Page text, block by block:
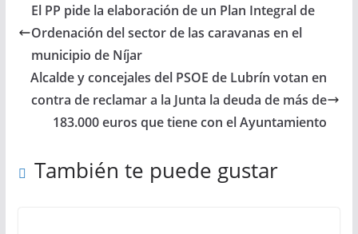
El PP pide la elaboración de un Plan Integral de
Ordenación del sector de las caravanas en el
municipio de Níjar
Alcalde y concejales del PSOE de Lubrín votan en
contra de reclamar a la Junta la deuda de más de
183.000 euros que tiene con el Ayuntamiento
También te puede gustar